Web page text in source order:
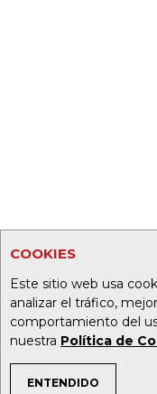
COOKIES
Este sitio web usa
analizar el tráfico,
comportamiento del
nuestra Política de
ENTENDIDO